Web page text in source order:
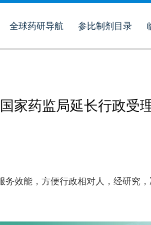
全球药研导航 参比制剂目录
家药监局延长行政受
务效能，方便行政相对人，经研究